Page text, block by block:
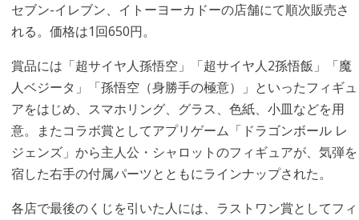
セブン-イレブン、イトーヨーカドーの店舗にて順次販売さ
れる。価格は1回650円。
賞品には「超サイヤ人孫悟空」「超サイヤ人2孫悟飯」「魔
人ベジータ」「孫悟空（身勝手の極意）」といったフィギュ
アをはじめ、スマホリング、グラス、色紙、小皿などを用
意。またコラボ賞としてアプリゲーム「ドラゴンボール レ
ジェンズ」から主人公・シャロットのフィギュアが、気弾を
宿した右手の付属パーツとともにラインナップされた。
各店で最後のくじを引いた人には、ラストワン賞としてフィ